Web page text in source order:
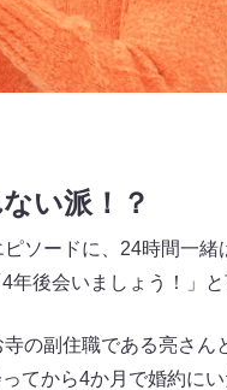
い派！？
ソードに、24時間一
後会いましょう！」
の副住職である亮さん
から4か月で婚約に